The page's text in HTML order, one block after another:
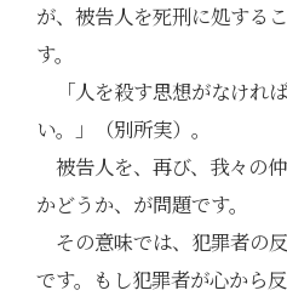
が、被告人を死刑に処する
す。
「人を殺す思想がなけれ
い。」（別所実）。
被告人を、再び、我々の
かどうか、が問題です。
その意味では、犯罪者の
です。もし犯罪者が心から